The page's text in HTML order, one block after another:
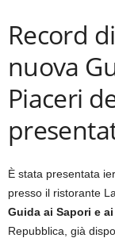
Record
nuova
Piaceri
È stata presentata
presso il ristorante
Guida ai Sapori e
Repubblica, già